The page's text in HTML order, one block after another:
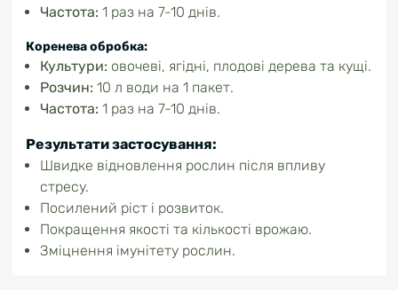
Частота: 1 раз на 7-10 днів.
Коренева обробка:
Культури: овочеві, ягідні, плодові дерева та кущі.
Розчин: 10 л води на 1 пакет.
Частота: 1 раз на 7-10 днів.
Результати застосування:
Швидке відновлення рослин після впливу
стресу.
Посилений ріст і розвиток.
Покращення якості та кількості врожаю.
Зміцнення імунітету рослин.